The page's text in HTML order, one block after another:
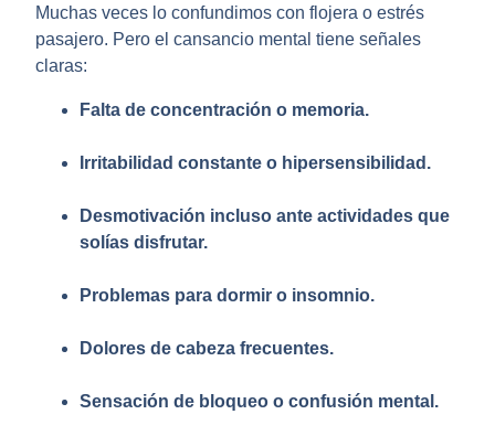
Muchas veces lo confundimos con flojera o estrés
pasajero. Pero elcansancio mental tiene señales
claras:
Falta de concentración o memoria.
Irritabilidad constante o hipersensibilidad.
Desmotivación incluso ante actividades que
solías disfrutar.
Problemas para dormir o insomnio.
Dolores de cabeza frecuentes.
Sensación de bloqueo o confusión mental.